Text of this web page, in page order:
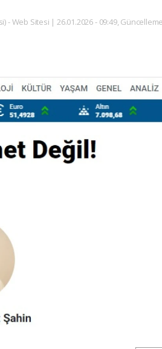
- Web Sitesi | 26.01.2026 - 09:49,